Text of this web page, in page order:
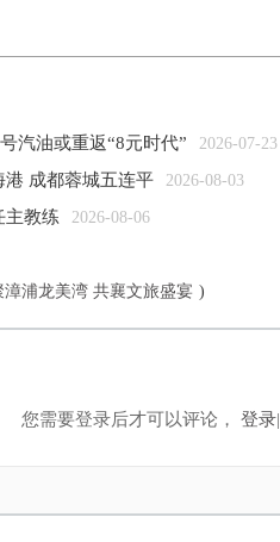
汽油或重返“8元时代” 2026-07-23
成都蓉城五连平 2026-08-03
主教练 2026-08-06
浦龙美湾 共襄文旅盛宴 )
您需要登录后才可以评论， 登录|